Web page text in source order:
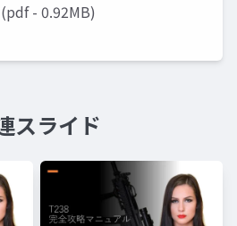
- 0.92MB)
スライド